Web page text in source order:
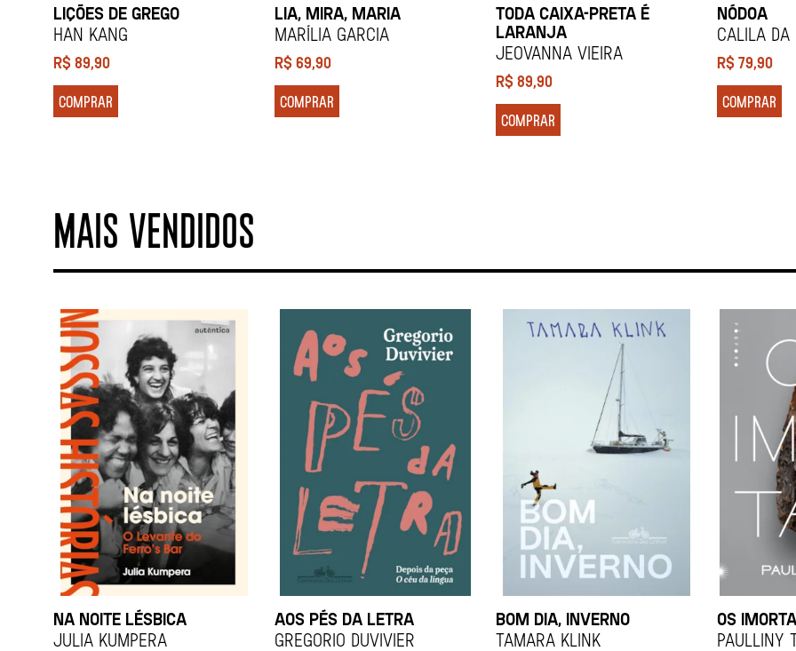
LIÇÕES DE GREGO
HAN KANG
R$89,90
COMPRAR
LIA, MIRA, MARIA
Marília Garcia
R$69,90
COMPRAR
TODA CAIXA-PRETA É
LARANJA
Jeovanna Vieira
R$89,90
COMPRAR
NÓDOA
Calila da
R$79,90
COMPRAR
MAIS VENDIDOS
NA NOITE LÉSBICA
Julia Kumpera
AOS PÉS DA LETRA
Gregorio Duvivier
BOM DIA, INVERNO
Tamara Klink
OS
Paulliny